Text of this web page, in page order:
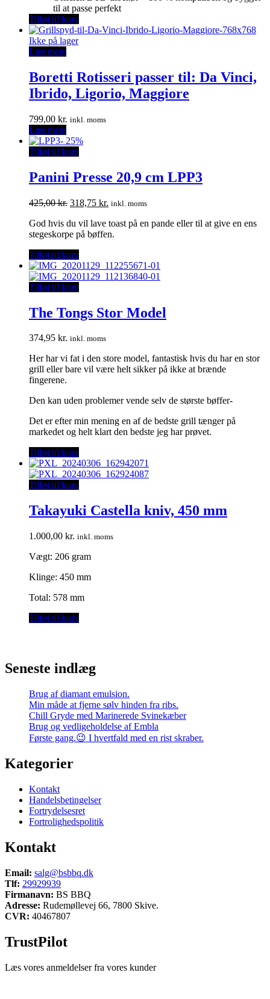
til at passe perfekt
Tilføj til kurv
Ikke på lager
Læs mere
Boretti Rotisseri passer til: Da Vinci,
Ibrido, Ligorio, Maggiore
799,00 kr. inkl. moms
Læs mere
- 25%
Tilføj til kurv
Panini Presse 20,9 cm LPP3
425,00kr. Den
pris
var:
318,75 kr. Den
pris
er:
inkl. moms
God hvis du vil lave toast på en pande eller til at give en ens
stegeskorpe på bøffen.
Tilføj til kurv
Tilføj til kurv
The Tongs Stor Model
374,95 kr. inkl. moms
Her har vi fat i den store model, fantastisk hvis du har en stor
grill eller bare vil være helt sikker på ikke at brænde
fingerene.
Den kan uden problemer vende selv de største bøffer-
Det er efter min mening en af de bedste grill tænger på
markedet og helt klart den bedste jeg har prøvet.
Tilføj til kurv
Tilføj til kurv
Takayuki Castella kniv, 450 mm
1.000,00 kr. inkl. moms
Vægt: 206 gram
Klinge: 450 mm
Total: 578 mm
Tilføj til kurv
Seneste indlæg
Brug af diamant emulsion.
Min måde at fjerne sølv hinden fra ribs.
Chill Gryde med Marinerede Svinekæber
Brug og vedligeholdelse af Embla
Første gang.😉 I hvertfald med en rist skraber.
Kategorier
Kontakt
Handelsbetingelser
Fortrydelsesret
Fortrolighedspolitik
Kontakt
Email: salg@bsbbq.dk
Tlf: 29929939
Firmanavn: BS BBQ
Adresse: Rudemøllevej 66, 7800 Skive.
CVR: 40467807
TrustPilot
Læs vores anmeldelser fra vores kunder